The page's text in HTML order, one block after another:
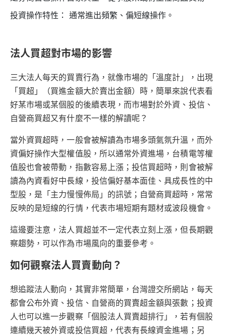
投資操作特性： 通常進出頻繁、偏短線操作。
法人買超對市場的影響
三大法人每天的買賣行為，就像市場的「溫度計」，出現
「買超」（買進金額大於賣出金額）時，簡單來說代表看
好某市場或某個股的後續表現，而市場對於外資、投信、
自營商買超又有什麼不一樣的解讀呢？
當外資買超時，一般會被解讀為市場多頭氣氛升溫，而外
資偏好操作大型權值股，所以通常外資進場，台積電等權
值股也會被帶動，指數容易上漲；投信買超時，則會被解
讀為內資看好中長線，投信偏好基本面佳、具成長性的中
型股，是「主力慢慢佈局」的訊號；自營商買超時，常常
反映的是短線的行情，代表市場短期有題材或波段機會。
這邊要注意，法人買超並不一定代表立刻上漲，但長期觀
察趨勢，可以作為市場風向的重要參考。
如何觀察法人買賣動向？
想追蹤法人動向，其實非常簡單，台灣證交所網站，每天
都會公布外資、投信、自營商的買賣超金額與張數；投資
人也可以進一步觀察「個股法人買賣超排行」，若有個股
連續幾天被外資或投信買超，代表有長線資金進場；另